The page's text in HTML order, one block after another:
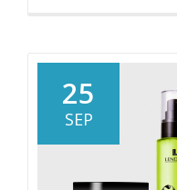
25
SEP